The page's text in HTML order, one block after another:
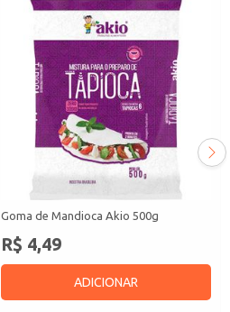
Goma de Mandioca Akio 500g
R$ 4,49
ADICIONAR